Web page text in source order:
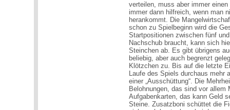
verteilen, muss aber immer
immer dann hilfreich, wenn man
herankommt. Die
schon zu Spielbeginn wird die
Startpositionen zwischen fünf
Nachschub braucht, kann sich
Steinchen ab. Es gibt übrigens
beliebig, aber auch begrenzt
Klötzchen zu. Bis auf die letzte
Laufe des Spiels durchaus mehr
einer „Ausschüttung“. Die
Belohnungen, das sind vor allem
Aufgabenkarten, das kann Geld
Steine. Zusatzboni schüttet die